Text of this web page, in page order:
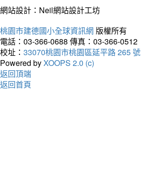
網站設計：Neil網站設計工坊
桃園市建德國小全球資訊網 版權所有
電話：03-366-0688 傳真：03-366-0512
校址： 33070桃園市桃園區延平路 265 號
Powered byXOOPS 2.0 (c)
返回頂端
返回首頁